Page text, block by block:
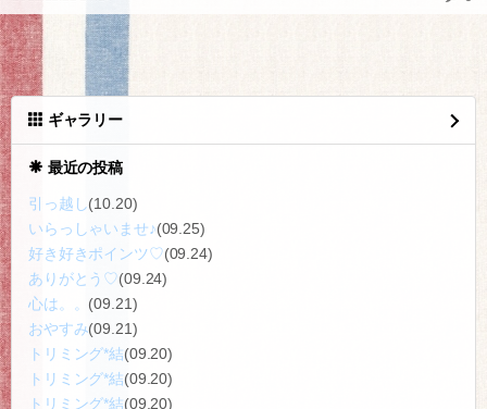
ギャラリー
最近の投稿
引っ越し(10.20)
いらっしゃいませ♪(09.25)
好き好きポインツ♡(09.24)
ありがとう♡(09.24)
心は。。 (09.21)
おやすみ(09.21)
トリミング*結(09.20)
トリミング*結(09.20)
トリミング*結(09.20)